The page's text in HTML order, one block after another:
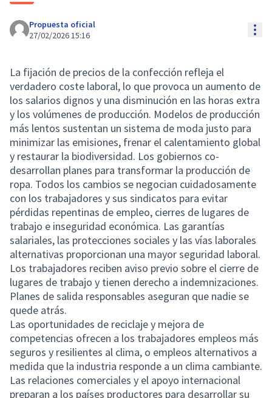
Propuesta oficial
27/02/2026 15:16
La fijación de precios de la confección refleja el
verdadero coste laboral, lo que provoca un aumento de
los salarios dignos y una disminución en las horas extra
y los volúmenes de producción. Modelos de producción
más lentos sustentan un sistema de moda justo para
minimizar las emisiones, frenar el calentamiento global
y restaurar la biodiversidad. Los gobiernos co-
desarrollan planes para transformar la producción de
ropa. Todos los cambios se negocian cuidadosamente
con los trabajadores y sus sindicatos para evitar
pérdidas repentinas de empleo, cierres de lugares de
trabajo e inseguridad económica. Las garantías
salariales, las protecciones sociales y las vías laborales
alternativas proporcionan una mayor seguridad laboral.
Los trabajadores reciben aviso previo sobre el cierre de
lugares de trabajo y tienen derecho a indemnizaciones.
Planes de salida responsables aseguran que nadie se
quede atrás.
Las oportunidades de reciclaje y mejora de
competencias ofrecen a los trabajadores empleos más
seguros y resilientes al clima, o empleos alternativos a
medida que la industria responde a un clima cambiante.
Las relaciones comerciales y el apoyo internacional
preparan a los países productores para desarrollar su